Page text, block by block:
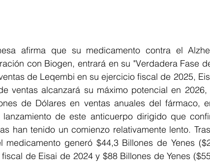
afirma que su medicamento contra el
con Biogen, entrará en su "Verdadera Fase
de Leqembi en su ejercicio fiscal de 2025,
ventas alcanzará su máximo potencial en
de Dólares en ventas anuales del fármaco,
de este anticuerpo dirigido que
han tenido un comienzo relativamente lento.
generó $44,3 Billones de Yenes
de Eisai de 2024 y $88 Billones de Yenes